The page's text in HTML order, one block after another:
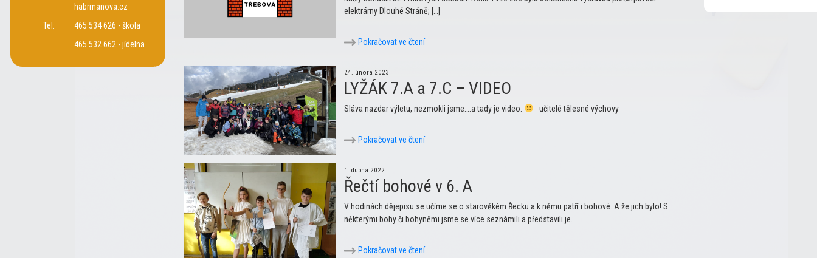
habrmanova.cz
Tel:
465 534 626 - škola
465 532 662 - jídelna
elektrárny Dlouhé Stráně; […]
Pokračovat ve čtení
24. února 2023
LYŽÁK 7.A a 7.C – VIDEO
Sláva nazdar výletu, nezmokli jsme….a tady je video. učitelé tělesné výchovy
Pokračovat ve čtení
1. dubna 2022
Řečtí bohové v 6. A
V hodinách dějepisu se učíme se o starověkém Řecku a k němu patří i bohové. A že jich bylo! S
některými bohy či bohyněmi jsme se více seznámili a představili je.
Pokračovat ve čtení